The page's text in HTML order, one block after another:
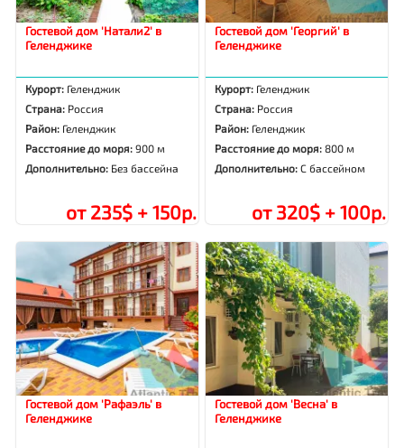
Гостевой дом 'Натали2' в
Геленджике
Курорт: Геленджик
Страна: Россия
Район: Геленджик
Расстояние до моря:900 м
Дополнительно: Без бассейна
от 235$ + 150р.
Гостевой дом 'Георгий' в
Геленджике
Курорт: Геленджик
Страна: Россия
Район: Геленджик
Расстояние до моря:800 м
Дополнительно:С бассейном
от 320$ + 100р.
Гостевой дом 'Рафаэль' в
Геленджике
Гостевой дом 'Весна' в
Геленджике